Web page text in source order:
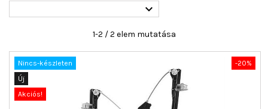

1-2 / 2 elem mutatása
-20%
Nincs-készleten
Új
Akciós!